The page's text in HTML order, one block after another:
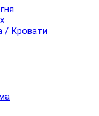
/ Кровати